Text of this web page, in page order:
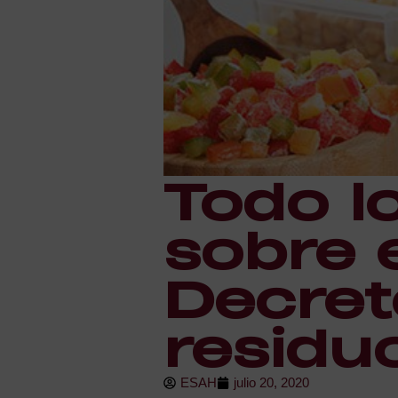
Todo
sobre
ESAH julio 20, 2020